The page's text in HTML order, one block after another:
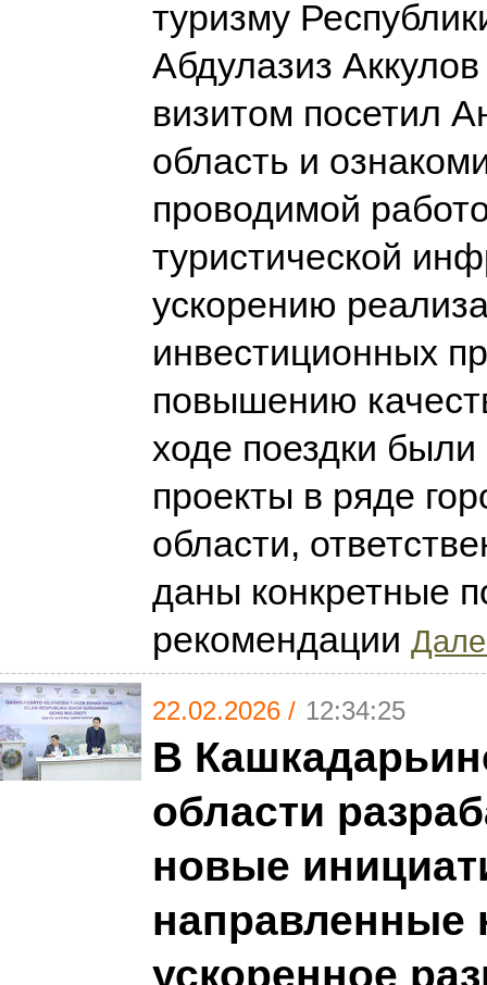
туризму
Абдулазиз
визитом посетил
область и
проводимой
туристической
ускорению
инвестиционных
повышению
ходе поездки
проекты в ряде
области,
даны конкретные
рекомендации
22.02.2026 / 12:34:25
В
области
новые
направленные
ускоренное